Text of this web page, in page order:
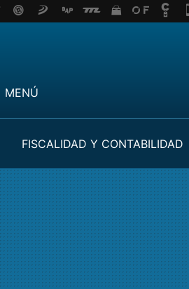
MENÚ
FISCALIDAD Y CONTABILIDAD